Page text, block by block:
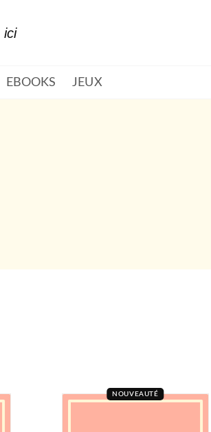
ici
EBOOKS JEUX
NOUVEAUTÉ